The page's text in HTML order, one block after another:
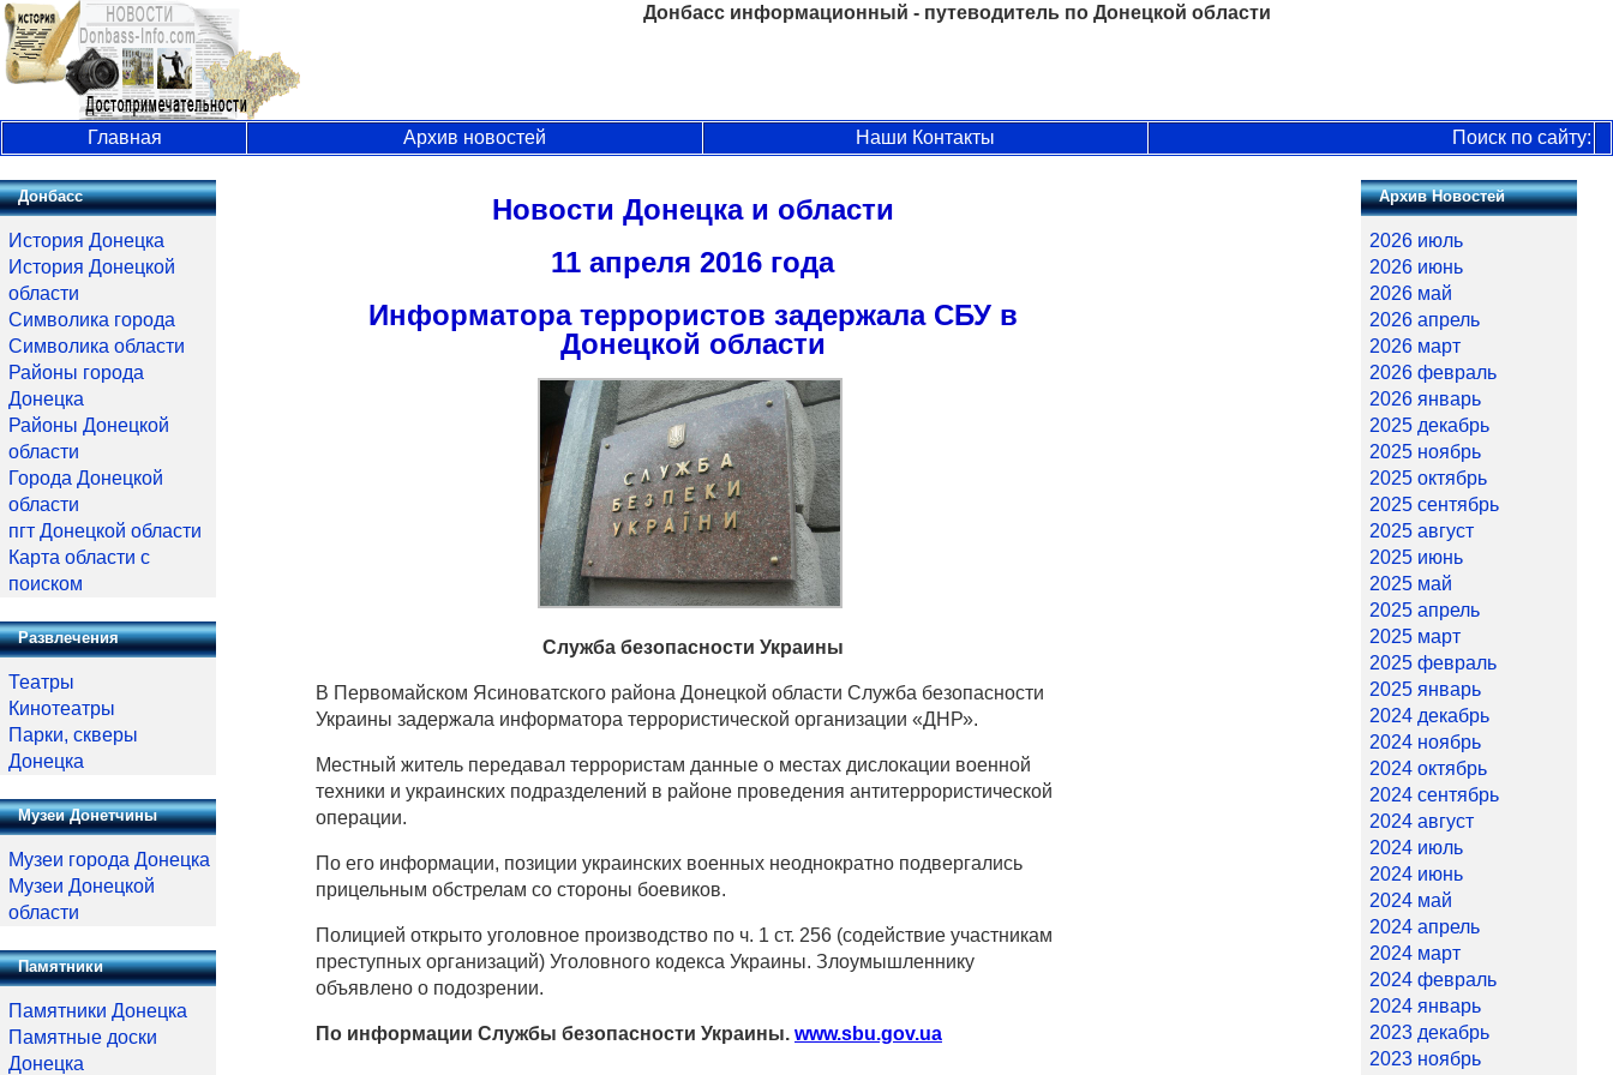
Донбасс информационный - путеводитель по Донецкой области
Главная Архив новостей Наши Контакты Поиск по сайту:
Новости Донецка и области
11 апреля 2016 года
Информатора террористов задержала СБУ в
Донецкой области
Служба безопасности Украины
В Первомайском Ясиноватского района Донецкой области Служба безопасности
Украины задержала информатора террористической организации «ДНР».
Местный житель передавал террористам данные о местах дислокации военной
техники и украинских подразделений в районе проведения антитеррористической
операции.
По его информации, позиции украинских военных неоднократно подвергались
прицельным обстрелам со стороны боевиков.
Полицией открыто уголовное производство по ч. 1 ст. 256 (содействие участникам
преступных организаций) Уголовного кодекса Украины. Злоумышленнику
объявлено о подозрении.
По информации Службы безопасности Украины. www.sbu.gov.ua
Донбасс
История Донецка
История Донецкой
области
Символика города
Символика области
Районы города
Донецка
Районы Донецкой
области
Города Донецкой
области
пгт Донецкой области
Карта области с
поиском
Развлечения
Театры
Кинотеатры
Парки, скверы
Донецка
Музеи Донетчины
Музеи города Донецка
Музеи Донецкой
области
Памятники
Памятники Донецка
Памятные доски
Донецка
Архив Новостей
2026 июль
2026 июнь
2026 май
2026 апрель
2026 март
2026 февраль
2026 январь
2025 декабрь
2025 ноябрь
2025 октябрь
2025 сентябрь
2025 август
2025 июнь
2025 май
2025 апрель
2025 март
2025 февраль
2025 январь
2024 декабрь
2024 ноябрь
2024 октябрь
2024 сентябрь
2024 август
2024 июль
2024 июнь
2024 май
2024 апрель
2024 март
2024 февраль
2024 январь
2023 декабрь
2023 ноябрь